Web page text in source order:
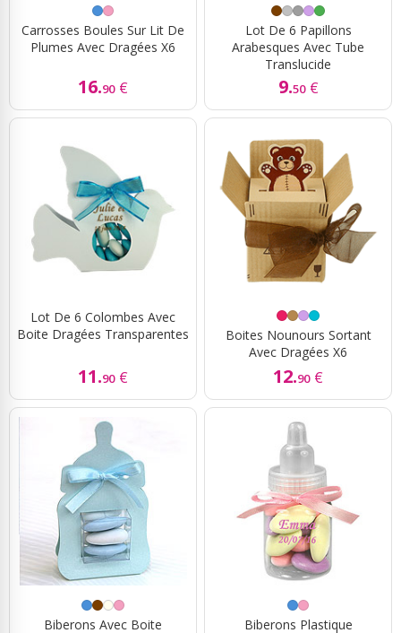
Carrosses Boules Sur Lit De
Plumes Avec Dragées X6
16.90 €
Lot De 6 Papillons
Arabesques Avec Tube
Translucide
9.50 €
Lot De 6 Colombes Avec
Boite Dragées Transparentes
11.90 €
Boites Nounours Sortant
Avec Dragées X6
12.90 €
Biberons Avec Boite
Biberons Plastique